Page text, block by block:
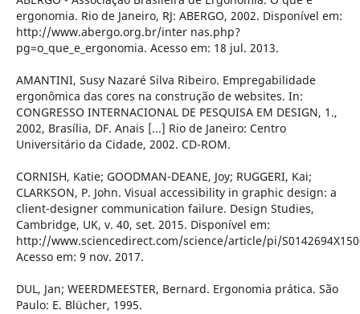
ergonomia. Rio de Janeiro, RJ: ABERGO, 2002. Disponível em:
http://www.abergo.org.br/inter nas.php?
pg=o_que_e_ergonomia. Acesso em: 18 jul. 2013.
AMANTINI, Susy Nazaré Silva Ribeiro. Empregabilidade
ergonômica das cores na construção de websites. In:
CONGRESSO INTERNACIONAL DE PESQUISA EM DESIGN, 1.,
2002, Brasília, DF. Anais [...] Rio de Janeiro: Centro
Universitário da Cidade, 2002. CD-ROM.
CORNISH, Katie; GOODMAN-DEANE, Joy; RUGGERI, Kai;
CLARKSON, P. John. Visual accessibility in graphic design: a
client-designer communication failure. Design Studies,
Cambridge, UK, v. 40, set. 2015. Disponível em:
http://www.sciencedirect.com/science/article/pi/
Acesso em: 9 nov. 2017.
DUL, Jan; WEERDMEESTER, Bernard. Ergonomia prática. São
Paulo: E. Blücher, 1995.